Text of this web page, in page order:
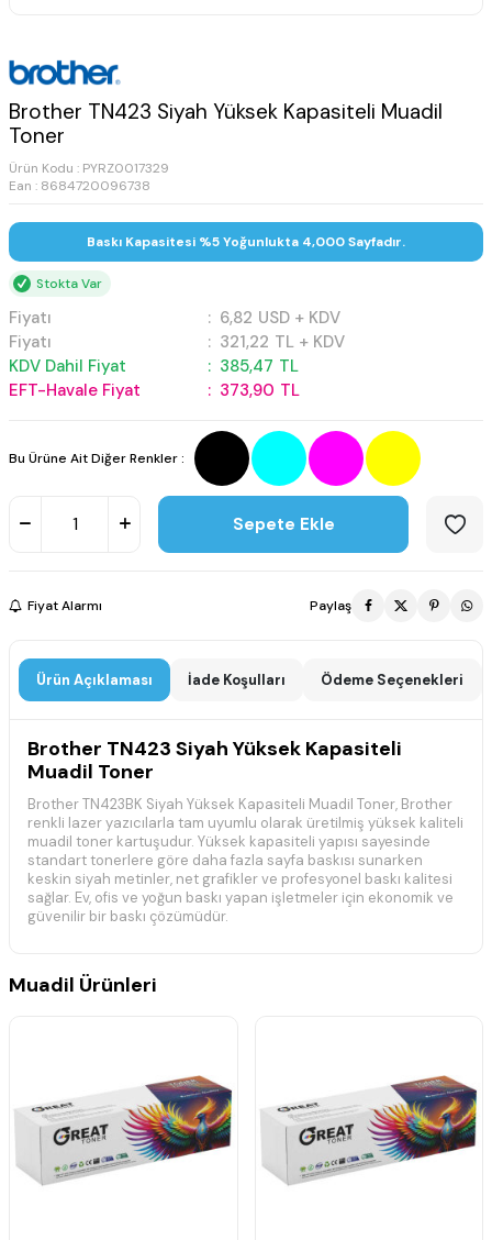
Brother TN423 Siyah Yüksek Kapasiteli Muadil
Toner
Ürün Kodu : PYRZ0017329
Ean : 8684720096738
Baskı Kapasitesi %5 Yoğunlukta 4,000 Sayfadır.
Stokta Var
Fiyatı : 6,82 USD + KDV
Fiyatı
: 321,22 TL + KDV
KDV Dahil Fiyat
: 385,47 TL
EFT-Havale Fiyat
: 373,90 TL
Bu Ürüne Ait Diğer Renkler :
Sepete Ekle
Fiyat Alarmı Paylaş
Ürün Açıklaması İade Koşulları Ödeme Seçenekleri
Brother TN423 Siyah Yüksek Kapasiteli
Muadil Toner
Brother TN423BK Siyah Yüksek Kapasiteli Muadil Toner, Brother
renkli lazer yazıcılarla tam uyumlu olarak üretilmiş yüksek kaliteli
muadil toner kartuşudur. Yüksek kapasiteli yapısı sayesinde
standart tonerlere göre daha fazla sayfa baskısı sunarken
keskin siyah metinler, net grafikler ve profesyonel baskı kalitesi
sağlar. Ev, ofis ve yoğun baskı yapan işletmeler için ekonomik ve
güvenilir bir baskı çözümüdür.
Ürün Bilgisi
Yüksek Kapasiteli
Kullanım Alanı:Renkli Lazer Yazıcı
Brother TN423BK Siyah Muadil Toneri
Kullanan Yazıcı Modelleri
Muadil Ürünleri